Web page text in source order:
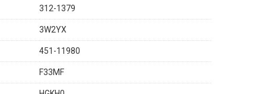
312-1379
3W2YX
451-11980
F33MF